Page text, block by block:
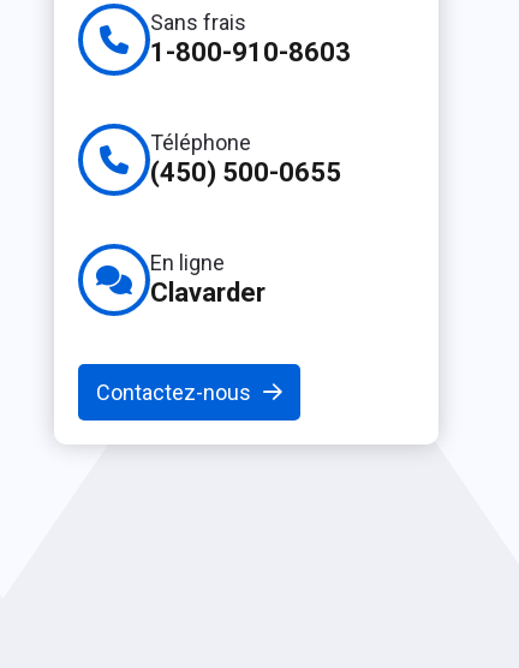
Sans frais
1-800-910-8603
Téléphone
(450) 500-0655
En ligne
Clavarder
Contactez-nous